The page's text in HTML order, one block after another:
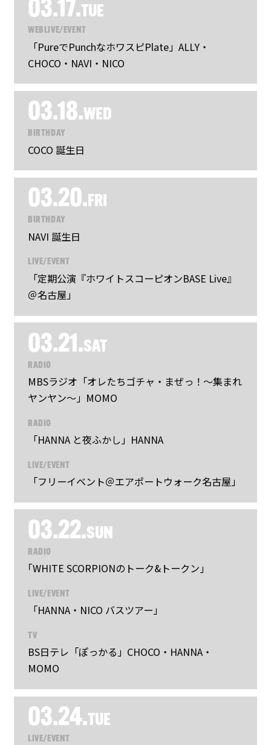
03.17.TUE
WEB LIVE/EVENT
「PureでPunchなホワスピPlate」ALLY・
CHOCO・NAVI・NICO
03.18.WED
BIRTHDAY
COCO 誕生日
03.20.FRI
BIRTHDAY
NAVI 誕生日
LIVE/EVENT
「定期公演『ホワイトスコーピオンBASE Live』
＠名古屋」
03.21.SAT
RADIO
MBSラジオ「オレたちゴチャ・まぜっ！～集まれ
ヤンヤン～」MOMO
RADIO
「HANNA と夜ふかし」HANNA
LIVE/EVENT
「フリーイベント＠エアポートウォーク名古屋」
03.22.SUN
RADIO
｢WHITE SCORPIONのトーク&トークン｣
LIVE/EVENT
「HANNA・NICO バスツアー」
TV
BS日テレ「ぽっかる」CHOCO・HANNA・
MOMO
03.24.TUE
LIVE/EVENT